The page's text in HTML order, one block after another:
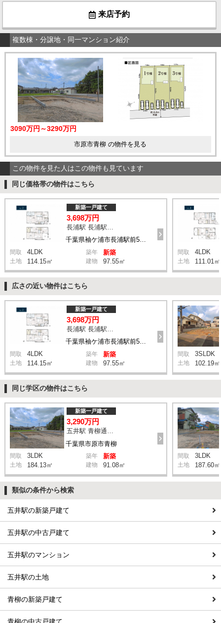
来店予約
複数棟・分譲地・同一マンション紹介
3090万円～3290万円
市原市青柳 の物件を見る
この物件を見た人はこの物件も見ています
同じ価格帯の物件はこちら
新築一戸建て
3,698万円
間取 4LDK 築年 新築
土地 114.15㎡ 建物 97.55㎡
間取 4LDK
土地 111.01㎡
広さの近い物件はこちら
千葉県袖ケ浦市長浦駅前5丁目
新築一戸建て
3,698万円
長浦駅 長浦駅前５丁目 バス4分 停歩6分
間取 4LDK 築年 新築
土地 114.15㎡ 建物 97.55㎡
間取 3SLDK
土地 102.19㎡
同じ学区の物件はこちら
千葉県市原市青柳
新築一戸建て
3,290万円
五井駅 青柳通り角 バス14分 停歩8分
間取 3LDK 築年 新築
土地 184.13㎡ 建物 91.08㎡
間取 3LDK
土地 187.60㎡
類似の条件から検索
五井駅の新築戸建て
五井駅の中古戸建て
五井駅のマンション
五井駅の土地
青柳の新築戸建て